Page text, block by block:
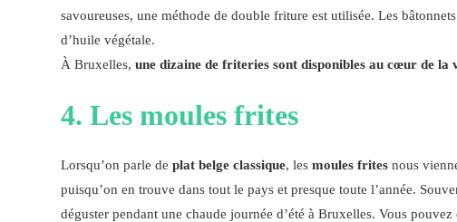
savoureuses, une méthode de double friture est utilisée. Les
d’huile végétale.
À Bruxelles,une dizaine de friteries sont disponibles au cœur de la
4. Les moules frites
Lorsqu’on parle deplat belge classique, lesmoules frites nous
puisqu’on en trouve dans tout le pays et presque toute l’année.
déguster pendant une chaude journée d’été à Bruxelles. Vous